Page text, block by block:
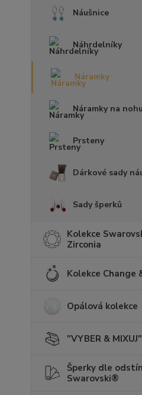
Náušnice
Náhrdelníky
Náramky
Náramky na nohu
Prsteny
Dárkové sady
Sady šperků
Kolekce
Zirconia
Kolekce Change
Opálová kolekce
"VYBER & MIXUJ"
Šperky dle
Swarovski®